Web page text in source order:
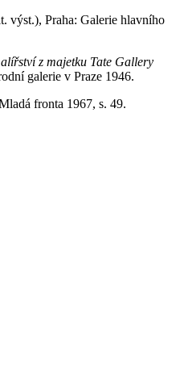
výst.), Praha: Galerie hlavního
z majetku Tate Gallery
galerie v Praze 1946.
fronta 1967, s. 49.